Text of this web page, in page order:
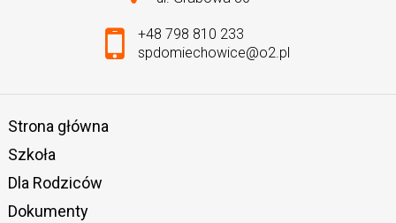
+48 798 810 233
spdomiechowice@o2.pl
Strona główna
Szkoła
Dla Rodziców
Dokumenty